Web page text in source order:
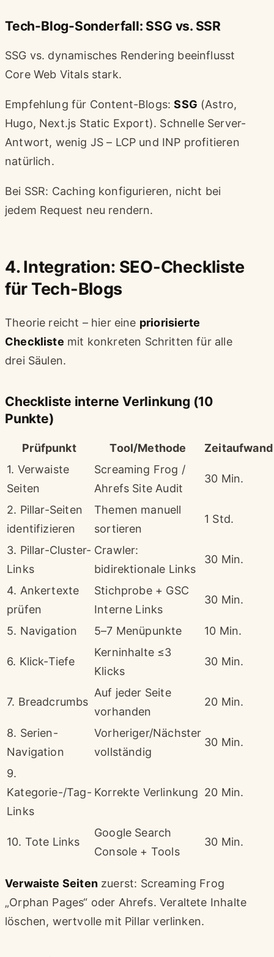
Tech-Blog-Sonderfall: SSG vs. SSR
SSG vs. dynamisches Rendering beeinflusst
Core Web Vitals stark.
Empfehlung für Content-Blogs:SSG (Astro,
Hugo, Next.js Static Export). Schnelle Server-
Antwort, wenig JS – LCP und INP profitieren
natürlich.
Bei SSR: Caching konfigurieren, nicht bei
jedem Request neu rendern.
4. Integration: SEO-Checkliste
für Tech-Blogs
Theorie reicht – hier eine priorisierte
Checkliste mit konkreten Schritten für alle
drei Säulen.
Checkliste interne Verlinkung (10
Punkte)
Prüfpunkt Tool/Methode
Zeitaufwand
1. Verwaiste
Seiten
Screaming Frog /
Ahrefs Site Audit
30 Min.
2. Pillar-Seiten
identifizieren
Themen manuell
sortieren
1 Std.
3. Pillar-Cluster-
Links
Crawler:
bidirektionale Links
30 Min.
4. Ankertexte
prüfen
Stichprobe + GSC
Interne Links
30 Min.
5. Navigation 5–7 Menüpunkte 10 Min.
6. Klick-Tiefe
Kerninhalte ≤3
Klicks
30 Min.
7. Breadcrumbs
Auf jeder Seite
vorhanden
20 Min.
8. Serien-
Navigation
Vorheriger/Nächster
vollständig
30 Min.
9.
Kategorie-/Tag-
Links
Korrekte Verlinkung 20 Min.
10. Tote Links
Google Search
Console + Tools
30 Min.
Verwaiste Seitenzuerst: Screaming Frog
„Orphan Pages“ oder Ahrefs. Veraltete Inhalte
löschen, wertvolle mit Pillar verlinken.